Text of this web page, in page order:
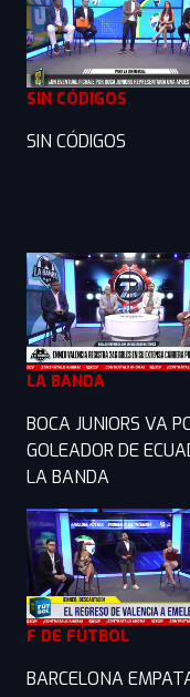
SIN CÓDIGOS
SIN CÓDIGOS
LA BANDA
BOCA JUNIORS VA
GOLEADOR DE
LA BANDA
F DE FÚTBOL
BARCELONA